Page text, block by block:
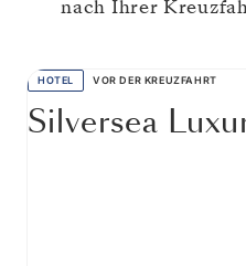
nach Ihrer
HOTEL VOR DER KREUZFAHRT
Silversea